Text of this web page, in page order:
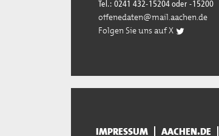
Tel.: 0241 432-15204 oder -15200
offenedaten@mail.aachen.de
Folgen Sie uns auf X
IMPRESSUM AACHEN.DE